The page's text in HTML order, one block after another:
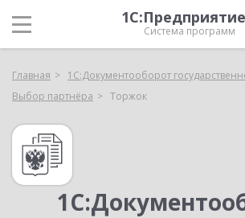
Система программ
Главная
1С:Документооборот
Выбор партнёра
Торжок